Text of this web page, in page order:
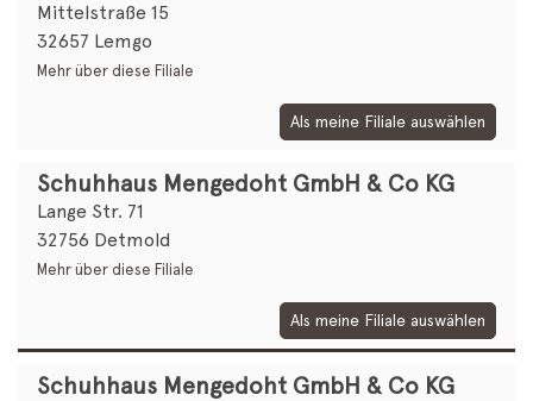
Mittelstraße 15
32657 Lemgo
Mehr über diese Filiale
Als meine Filiale auswählen
Schuhhaus Mengedoht GmbH & Co KG
Lange Str. 71
32756 Detmold
Mehr über diese Filiale
Als meine Filiale auswählen
Schuhhaus Mengedoht GmbH & Co KG